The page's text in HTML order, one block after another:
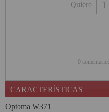
PIZARRAS
PROYECTOR CON TDT
PROYECTOR CON WIFI
Quiero
0
CARACTERÍSTICAS
Optoma W371